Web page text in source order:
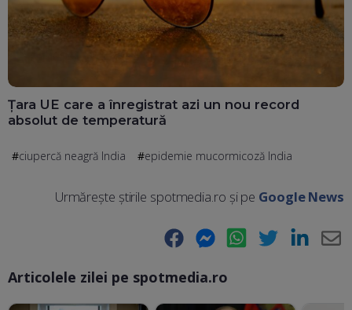
Țara UE care a înregistrat azi un nou record
absolut de temperatură
ciupercă neagră India epidemie mucormicoză India
Urmărește știrile spotmedia.ro și pe Google News
Facebook Messenger WhatsApp Twitter LinkedIn
Articolele zilei pe spotmedia.ro